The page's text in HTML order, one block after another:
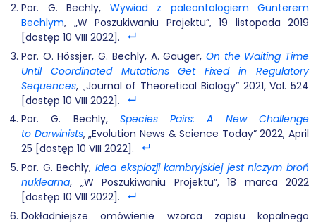
Por. G. Bechly, Wywiad z paleontologiem Günterem
Bechlym, „W Poszukiwaniu Projektu”, 19 listopada 2019
[dostęp 10 VIII 2022].
Por. O. Hössjer, G. Bechly, A. Gauger, On the Waiting Time
Until Coordinated Mutations Get Fixed in Regulatory
Sequences, „Journal of Theoretical Biology” 2021, Vol. 524
[dostęp 10 VIII 2022].
Por. G. Bechly, Species Pairs: A New Challenge
to Darwinists, „Evolution News & Science Today” 2022, April
25 [dostęp 10 VIII 2022].
Por. G. Bechly, Idea eksplozji kambryjskiej jest niczym broń
nuklearna, „W Poszukiwaniu Projektu”, 18 marca 2022
[dostęp 10 VIII 2022].
Dokładniejsze omówienie wzorca zapisu kopalnego